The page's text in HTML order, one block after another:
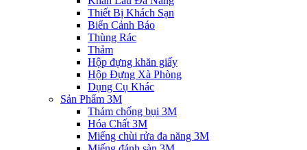
Thiết Bị Khách Sạn
Biển Cảnh Báo
Thùng Rác
Thảm
Hộp đựng khăn giấy
Hộp Đựng Xà Phòng
Dụng Cụ Khác
Sản Phẩm 3M
Thảm chống bụi 3M
Hóa Chất 3M
Miếng chùi rửa đa năng 3M